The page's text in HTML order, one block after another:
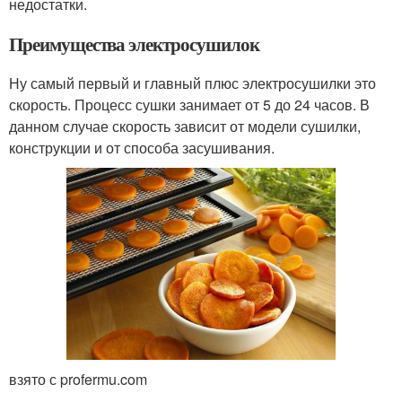
Преимущества электросушилок
Ну самый первый и главный плюс электросушилки это
скорость. Процесс сушки занимает от 5 до 24 часов. В
данном случае скорость зависит от модели сушилки,
конструкции и от способа засушивания.
взято с profermu.com